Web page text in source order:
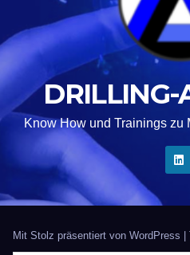
DRILLING-
Know How und Trainings zu
Mit Stolz präsentiert von WordPress